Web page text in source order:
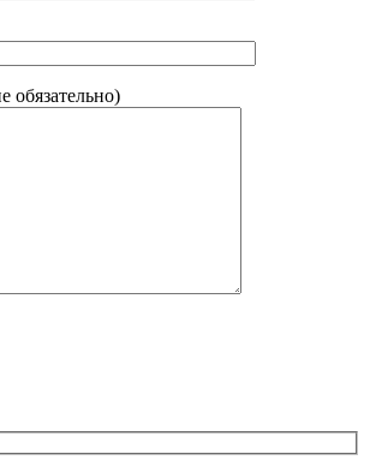
обязательно)